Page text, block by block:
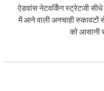
ऐडवांस नेटवर्किंग स्ट्रेटजी
में आने वाली अनचाही
को